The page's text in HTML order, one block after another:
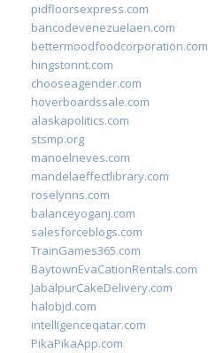
pidfloorsexpress.com
bancodevenezuelaen.com
bettermoodfoodcorporation.com
hingstonnt.com
chooseagender.com
hoverboardssale.com
alaskapolitics.com
stsmp.org
manoelneves.com
mandelaeffectlibrary.com
roselynns.com
balanceyoganj.com
salesforceblogs.com
TrainGames365.com
BaytownEvaCationRentals.com
JabalpurCakeDelivery.com
halobjd.com
intelligenceqatar.com
PikaPikaApp.com